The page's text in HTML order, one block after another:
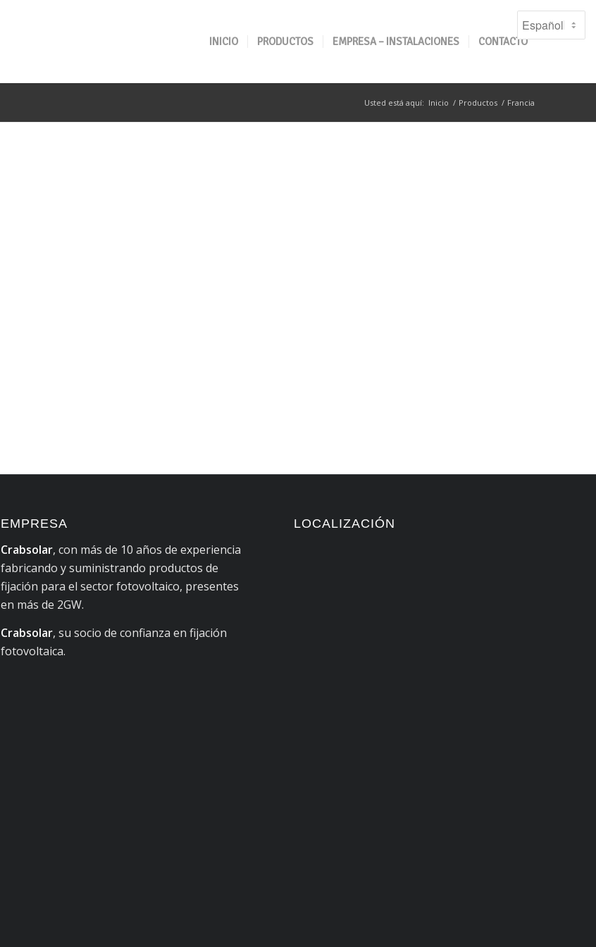
INICIO PRODUCTOS EMPRESA – INSTALACIONES CONTACTO
Usted está aquí: Inicio / Productos / Francia
EMPRESA
Crabsolar, con más de 10 años de experiencia
fabricando y suministrando productos de
fijación para el sector fotovoltaico, presentes
en más de 2GW.
Crabsolar, su socio de confianza en fijación
fotovoltaica.
LOCALIZACIÓN